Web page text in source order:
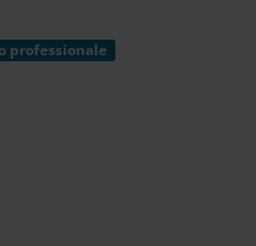
professionale